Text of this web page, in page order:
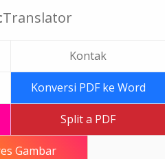
Translator
Kontak
Konversi PDF ke Word
Split a PDF
Gambar